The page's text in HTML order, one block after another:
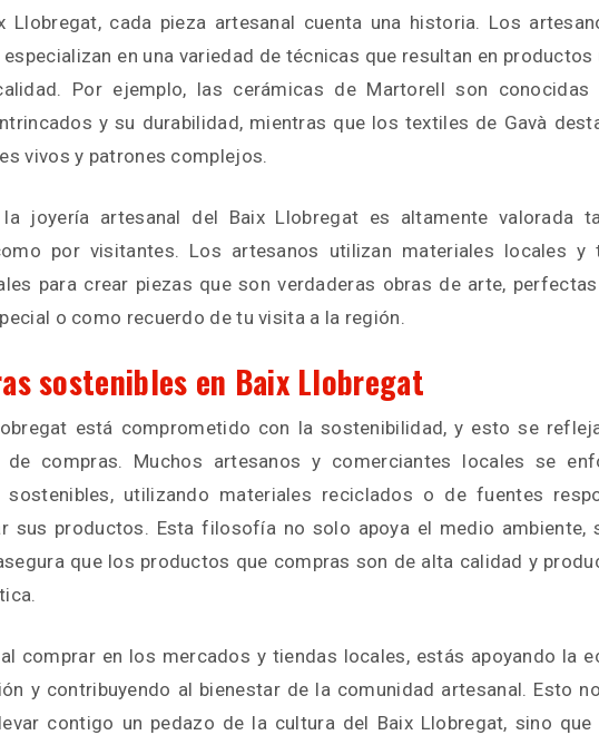
Llobregat, cada pieza artesanal cuenta una historia. Los
en una variedad de técnicas que resultan en productos
Por ejemplo, las cerámicas de Martorell son conocidas
y su durabilidad, mientras que los textiles de Gavà
vivos y patrones complejos.
la joyería artesanal del Baix Llobregat es altamente valorada
por visitantes. Los artesanos utilizan materiales locales y
para crear piezas que son verdaderas obras de arte,
o como recuerdo de tu visita a la región.
sostenibles en Baix Llobregat
está comprometido con la sostenibilidad, y esto se
de compras. Muchos artesanos y comerciantes locales se
sostenibles, utilizando materiales reciclados o de fuentes
sus productos. Esta filosofía no solo apoya el medio ambiente,
que los productos que compras son de alta calidad y
comprar en los mercados y tiendas locales, estás apoyando la
y contribuyendo al bienestar de la comunidad artesanal. Esto
contigo un pedazo de la cultura del Baix Llobregat, sino que